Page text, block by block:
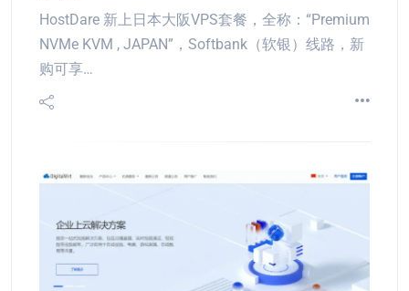
HostDare 新上日本大阪VPS套餐，全称：“Premium
NVMe KVM , JAPAN”，Softbank（软银）线路，新
购可享…